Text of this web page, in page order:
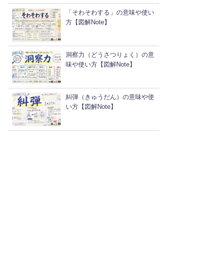
「そわそわする」の意味や使い
方【図解Note】
洞察力（どうさつりょく）の意
味や使い方【図解Note】
糾弾（きゅうだん）の意味や使
い方【図解Note】